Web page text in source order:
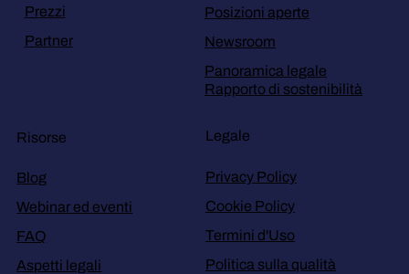
Prezzi
Partner
Posizioni aperte
Newsroom
Panoramica legale
Rapporto di sostenibilità
Risorse
Blog
Webinar ed eventi
FAQ
Aspetti legali
Legale
Privacy Policy
Cookie Policy
Termini d'Uso
Politica sulla qualità